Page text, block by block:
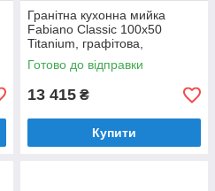
Гранітна кухонна мийка
Fabiano Classic 100x50
Titanium, графітова,
одночашева з крилом
(8221.301.0018)
Готово до відправки
13 415 ₴
Купити